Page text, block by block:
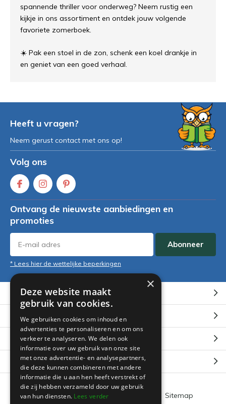
spannende thriller voor onderweg? Neem rustig een
kijkje in ons assortiment en ontdek jouw volgende
favoriete zomerboek.
☀️ Pak een stoel in de zon, schenk een koel drankje in
en geniet van een goed verhaal.
Heeft u vragen?
Neem gerust contact met ons op!
Volg ons
Ontvang de nieuwste aanbiedingen en
promoties
Abonneer
* Lees hier de wettelijke beperkingen
Klantenservice
Mijn account
Categorieën
Contact
Algemene voorwaarden Sitemap
×
Deze website maakt
gebruik van cookies.
We gebruiken cookies om inhoud en
advertenties te personaliseren en om ons
verkeer te analyseren. We delen ook
informatie over uw gebruik van onze site
met onze advertentie- en analysepartners,
die deze kunnen combineren met andere
informatie die u aan hen heeft verstrekt of
die zij hebben verzameld door uw gebruik
van hun diensten. Lees verder